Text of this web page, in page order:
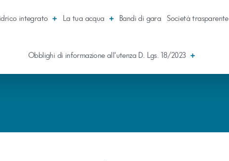
integrato La tua acqua Bandi di gara Società trasparente
Obblighi di informazione all’utenza D. Lgs. 18/2023